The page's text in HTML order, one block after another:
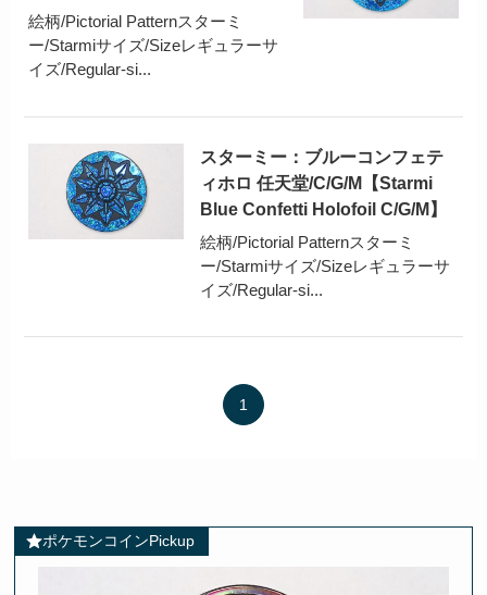
絵柄/Pictorial Patternスターミ
ー/Starmiサイズ/Sizeレギュラーサ
イズ/Regular-si...
スターミー：ブルーコンフェテ
ィホロ 任天堂/C/G/M【Starmi
Blue Confetti Holofoil C/G/M】
絵柄/Pictorial Patternスターミ
ー/Starmiサイズ/Sizeレギュラーサ
イズ/Regular-si...
1
ポケモンコインPickup